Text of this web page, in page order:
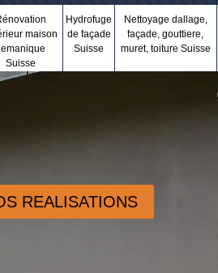
maison
Suisse
Hydrofuge
de façade
Suisse
Nettoyage dallage,
façade, gouttiere,
muret, toiture Suisse
REALISATIONS